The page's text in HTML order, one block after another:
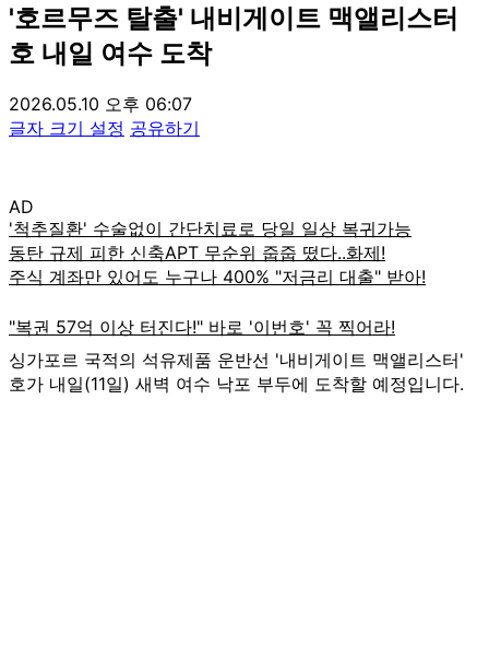
'호르무즈 탈출' 내비게이트 맥앨리스터
호 내일 여수 도착
2026.05.10 오후 06:07
글자 크기 설정 공유하기
AD
싱가포르 국적의 석유제품 운반선 '내비게이트 맥앨리스터'
호가 내일(11일) 새벽 여수 낙포 부두에 도착할 예정입니다.